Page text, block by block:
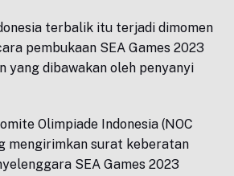
terbalik itu terjadi dimomen
pembukaan SEA Games 2023
yang dibawakan oleh penyanyi
Olimpiade Indonesia (NOC
mengirimkan surat keberatan
SEA Games 2023